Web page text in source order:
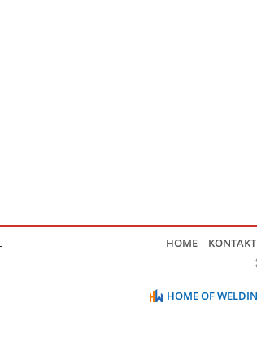
HOME KONTAKT
HOME OF